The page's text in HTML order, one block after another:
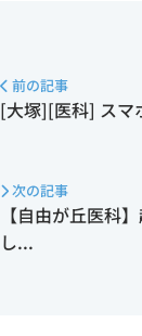
前の記事
[大塚][医科] スマ
次の記事
【自由が丘医科
し...